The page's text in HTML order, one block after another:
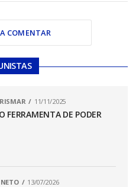
COMENTAR
11/11/2025
FERRAMENTA DE PODER
NETO 13/07/2026